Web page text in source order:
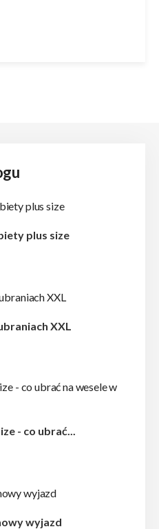
plus size
XXL
- co ubrać...
wyjazd